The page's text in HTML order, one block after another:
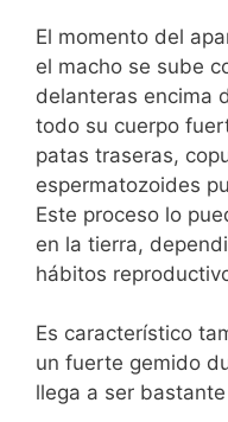
El momento del
el macho se sube
delanteras encima
todo su cuerpo
patas traseras,
espermatozoides
Este proceso lo
en la tierra,
hábitos
Es característico
un fuerte gemido
llega a ser